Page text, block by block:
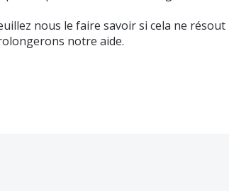
nous le faire savoir si cela ne
notre aide.